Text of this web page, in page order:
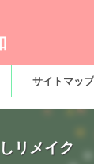
サイトマップ
リメイク